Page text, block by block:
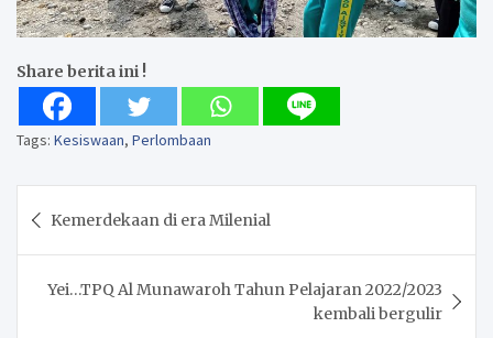
Share berita ini !
Tags: Kesiswaan, Perlombaan
navigation
Kemerdekaan di era Milenial
Yei…TPQ Al Munawaroh Tahun Pelajaran 2022/2023
kembali bergulir